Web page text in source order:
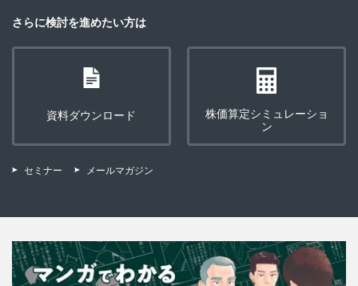
さらに検討を進めたい方は
資料ダウンロード
株価算定シミュレーショ
ン
セミナー メールマガジン